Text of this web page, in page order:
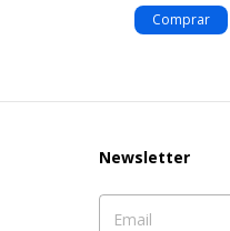
Newsletter